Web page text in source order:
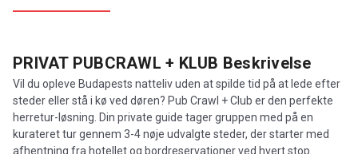
PRIVAT PUBCRAWL + KLUB Beskrivelse
Vil du opleve Budapests natteliv uden at spilde tid på at lede efter
steder eller stå i kø ved døren? Pub Crawl + Club er den perfekte
herretur-løsning. Din private guide tager gruppen med på en
kurateret tur gennem 3-4 nøje udvalgte steder, der starter med
afhentning fra hotellet og bordreservationer ved hvert stop.